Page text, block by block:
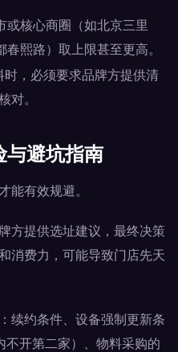
或核心商圈（如北京三里
春熙路）取上限甚至更高。
时，必须要求品牌方提供清
对。
避坑指南
能有效规避。
方提供选址建议，最终决策
消费力，可能导致门店先天
续约条件、设备强制更新条
开第二家）、物料采购的